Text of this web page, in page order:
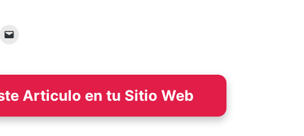
Articulo en tu Sitio Web